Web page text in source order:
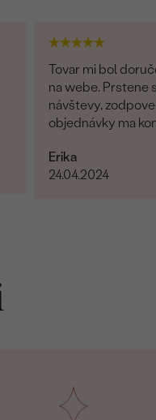
Tovar mi bol
na webe. Prstene
návštevy,
objednávky ma
sa o možnej
Príjemné
Erika
24.04.2024